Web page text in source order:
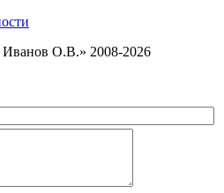
О.В.» 2008-2026